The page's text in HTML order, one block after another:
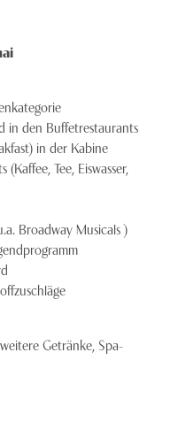
in den Buffetrestaurants
in der Kabine
Tee, Eiswasser,
Broadway Musicals )
Getränke, Spa-